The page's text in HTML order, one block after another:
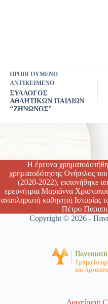
ΠΡΟΗΓΟΎΜΕΝΟ
ΑΝΤΙΚΕΊΜΕΝΟ
ΣΥΛΛΟΓΟΣ
ΑΘΛΗΤΙΚΩΝ ΠΑΙΔΙΩΝ
“ΖΗΝΩΝΟΣ”
Η έρευνα
χρηματοδότησης Ονήσιλος
(2020-2022), εκπονήθηκε
ερευνήτρια Μαριάννα
αναπληρωτή καθηγητή Ιστορίας
Πέτρο
Copyright © 2026 -
Διαχείριση